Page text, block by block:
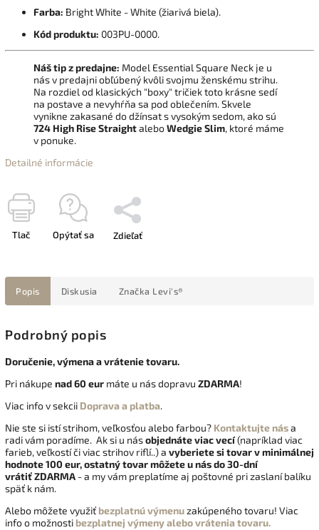
Farba: Bright White - White (žiarivá biela).
Kód produktu: 003PU-0000.
Náš tip z predajne: Model Essential Square Neck je u
nás v predajni obľúbený kvôli svojmu ženskému strihu.
Na rozdiel od klasických "boxy" tričiek toto krásne sedí
na postave a nevyhŕňa sa pod oblečením. Skvele
vynikne zakasané do džínsat s vysokým sedom, ako sú
724 High Rise StraightaleboWedgie Slim, ktoré máme
v ponuke.
Detailné informácie
Tlač Opýtať sa Zdieľať
Popis Diskusia Značka Levi's®
Podrobný popis
Doručenie, výmena a vrátenie tovaru.
Pri nákupe nad 60 eur máte u nás dopravu ZDARMA!
Viac info v sekcii Doprava a platba.
Nie ste si istí strihom, veľkosťou alebo farbou? Kontaktujte nása
radi vám poradíme. Ak si u násobjednáte viac vecí(napríklad viac
farieb, veľkostí či viac strihov riflí..) a vyberiete si tovar v minimálnej
hodnote 100 eur, ostatný tovar môžete u nás do 30-dní
vrátiťZDARMA - a my vám preplatíme aj poštovné pri zaslaní balíku
späť k nám.
Alebo môžete využiť bezplatnú výmenuzakúpeného tovaru! Viac
info o možnosti bezplatnej výmeny alebo vrátenia tovaru.